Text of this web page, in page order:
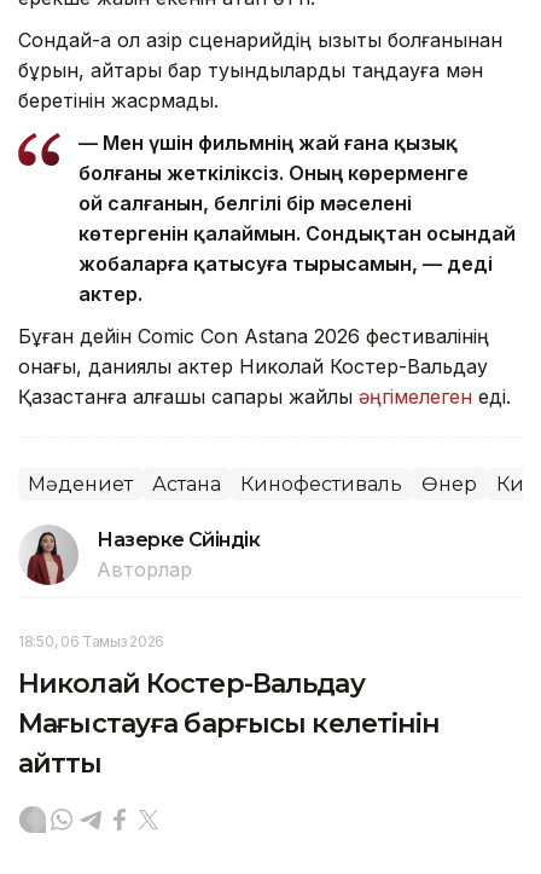
Сондай-ақ ол қазір сценарийдің қызықты болғанынан
бұрын, айтары бар туындыларды таңдауға мән
беретінін жасрмады.
— Мен үшін фильмнің жай ғана қызық
болғаны жеткіліксіз. Оның көрерменге
ой салғанын, белгілі бір мәселені
көтергенін қалаймын. Сондықтан осындай
жобаларға қатысуға тырысамын, — деді
актер.
Бұған дейін Comic Con Astana 2026 фестивалінің
қонағы, даниялық актер Николай Костер-Вальдау
Қазақстанға алғашқы сапары жайлы әңгімелеген еді.
Мәдениет Астана Кинофестиваль Өнер
Назерке Сүйіндік
Авторлар
18:50, 06 Тамыз 2026
Николай Костер-Вальдау
Маңғыстауға барғысы келетінін
айтты